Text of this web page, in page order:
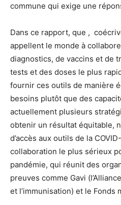
commune qui exige une
Dans ce rapport, que ,
appellent le monde à
diagnostics, de vaccins et de
tests et des doses le plus
fournir ces outils de manière
besoins plutôt que des
actuellement plusieurs
obtenir un résultat équitable,
d’accès aux outils de la
collaboration le plus sérieux
pandémie, qui réunit des
preuves comme Gavi
et l’immunisation) et le Fonds